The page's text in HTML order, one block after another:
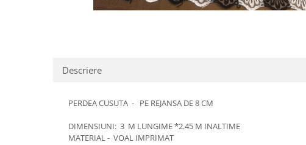
Descriere
PERDEA CUSUTA - PE REJANSA DE 8 CM
DIMENSIUNI: 3 M LUNGIME *2.45 M INALTIME
MATERIAL - VOAL IMPRIMAT